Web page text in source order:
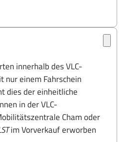
innerhalb des VLC-
nur einem Fahrschein
dies der einheitliche
in der VLC-
Cham oder
im Vorverkauf erworben